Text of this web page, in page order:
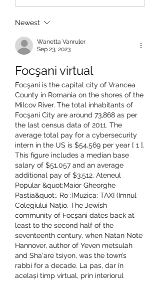
Newest
Wanetta Vanruler
Sep 23, 2023
Focşani virtual
Focşani is the capital city of Vrancea
County in Romania on the shores of the
Milcov River. The total inhabitants of
Focşani City are around 73,868 as per
the last census data of 2011. The
average total pay for a cybersecurity
intern in the US is $54,569 per year [ 1 ].
This figure includes a median base
salary of $51,057 and an average
additional pay of $3,512. Ateneul
Popular &quot;Maior Gheorghe
Pastia&quot;. Ro :)Muzica: TAXI (Imnul
Colegiului Națio. The Jewish
community of Focşani dates back at
least to the second half of the
seventeenth century, when Natan Note
Hannover, author of Yeven metsulah
and Sha‘are tsiyon, was the town’s
rabbi for a decade. La pas, dar în
același timp virtual, prin interiorul